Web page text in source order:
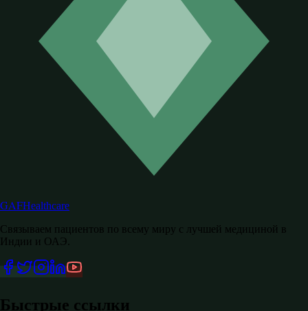
GAFHealthcare
Связываем пациентов по всему миру с лучшей медициной в
Индии и ОАЭ.
Быстрые ссылки